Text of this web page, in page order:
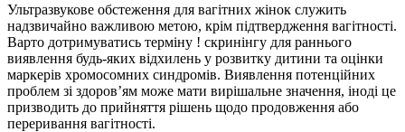
Ультразвукове обстеження для вагітних жінок служить
надзвичайно важливою метою, крім підтвердження вагітності.
Варто дотримуватись терміну ! скринінгу для раннього
виявлення будь-яких відхилень у розвитку дитини та оцінки
маркерів хромосомних синдромів. Виявлення потенційних
проблем зі здоров’ям може мати вирішальне значення, іноді це
призводить до прийняття рішень щодо продовження або
переривання вагітності.